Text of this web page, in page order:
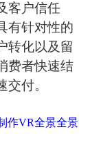
客户信任
有针对性的
转化以及留
费者快速结
付。
作VR全景全景